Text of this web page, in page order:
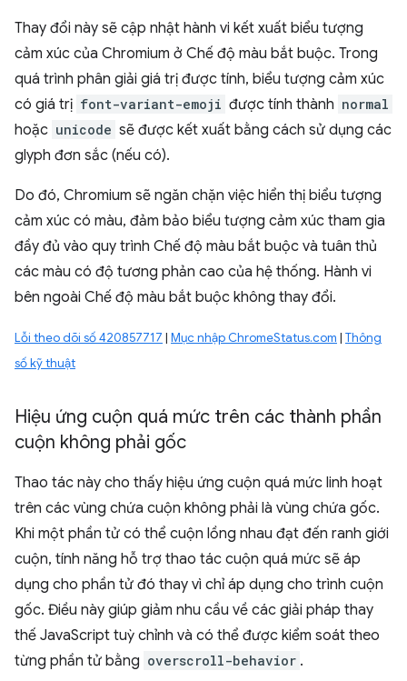
Thay đổi này sẽ cập nhật hành vi kết xuất biểu tượng
cảm xúc của Chromium ở Chế độ màu bắt buộc. Trong
quá trình phân giải giá trị được tính, biểu tượng cảm xúc
có giá trị font-variant-emoji được tính thành normal
hoặc unicode sẽ được kết xuất bằng cách sử dụng các
glyph đơn sắc (nếu có).
Do đó, Chromium sẽ ngăn chặn việc hiển thị biểu tượng
cảm xúc có màu, đảm bảo biểu tượng cảm xúc tham gia
đầy đủ vào quy trình Chế độ màu bắt buộc và tuân thủ
các màu có độ tương phản cao của hệ thống. Hành vi
bên ngoài Chế độ màu bắt buộc không thay đổi.
Lỗi theo dõi số 420857717 | Mục nhập ChromeStatus.com | Thông
số kỹ thuật
Hiệu ứng cuộn quá mức trên các thành phần
cuộn không phải gốc
Thao tác này cho thấy hiệu ứng cuộn quá mức linh hoạt
trên các vùng chứa cuộn không phải là vùng chứa gốc.
Khi một phần tử có thể cuộn lồng nhau đạt đến ranh giới
cuộn, tính năng hỗ trợ thao tác cuộn quá mức sẽ áp
dụng cho phần tử đó thay vì chỉ áp dụng cho trình cuộn
gốc. Điều này giúp giảm nhu cầu về các giải pháp thay
thế JavaScript tuỳ chỉnh và có thể được kiểm soát theo
từng phần tử bằng overscroll-behavior .